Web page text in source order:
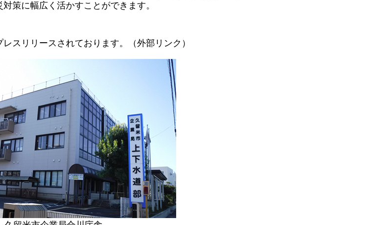
策に幅広く活かすことができます。
レスリリースされております。（外部リンク）